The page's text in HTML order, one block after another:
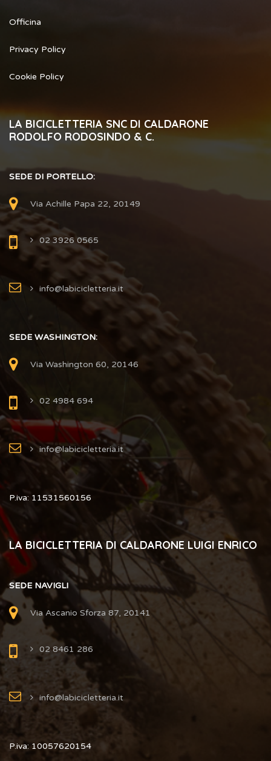
Officina
Privacy Policy
Cookie Policy
LA BICICLETTERIA SNC DI CALDARONE
RODOLFO RODOSINDO & C.
SEDE DI PORTELLO:
Via Achille Papa 22, 20149
02 3926 0565
info@labicicletteria.it
SEDE WASHINGTON:
Via Washington 60, 20146
02 4984 694
info@labicicletteria.it
P.iva: 11531560156
LA BICICLETTERIA DI CALDARONE LUIGI ENRICO
SEDE NAVIGLI
Via Ascanio Sforza 87, 20141
02 8461 286
info@labicicletteria.it
P.iva: 10057620154